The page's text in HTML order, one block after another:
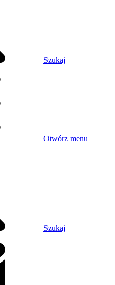
Szukaj
Otwórz menu
Szukaj